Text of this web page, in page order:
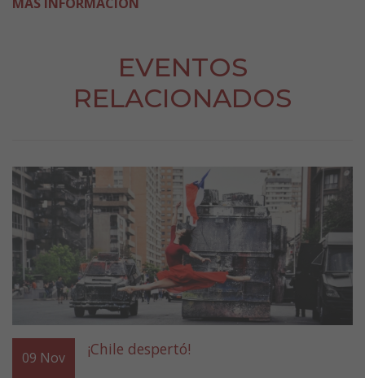
EVENTOS
RELACIONADOS
09 Nov ¡Chile despertó!